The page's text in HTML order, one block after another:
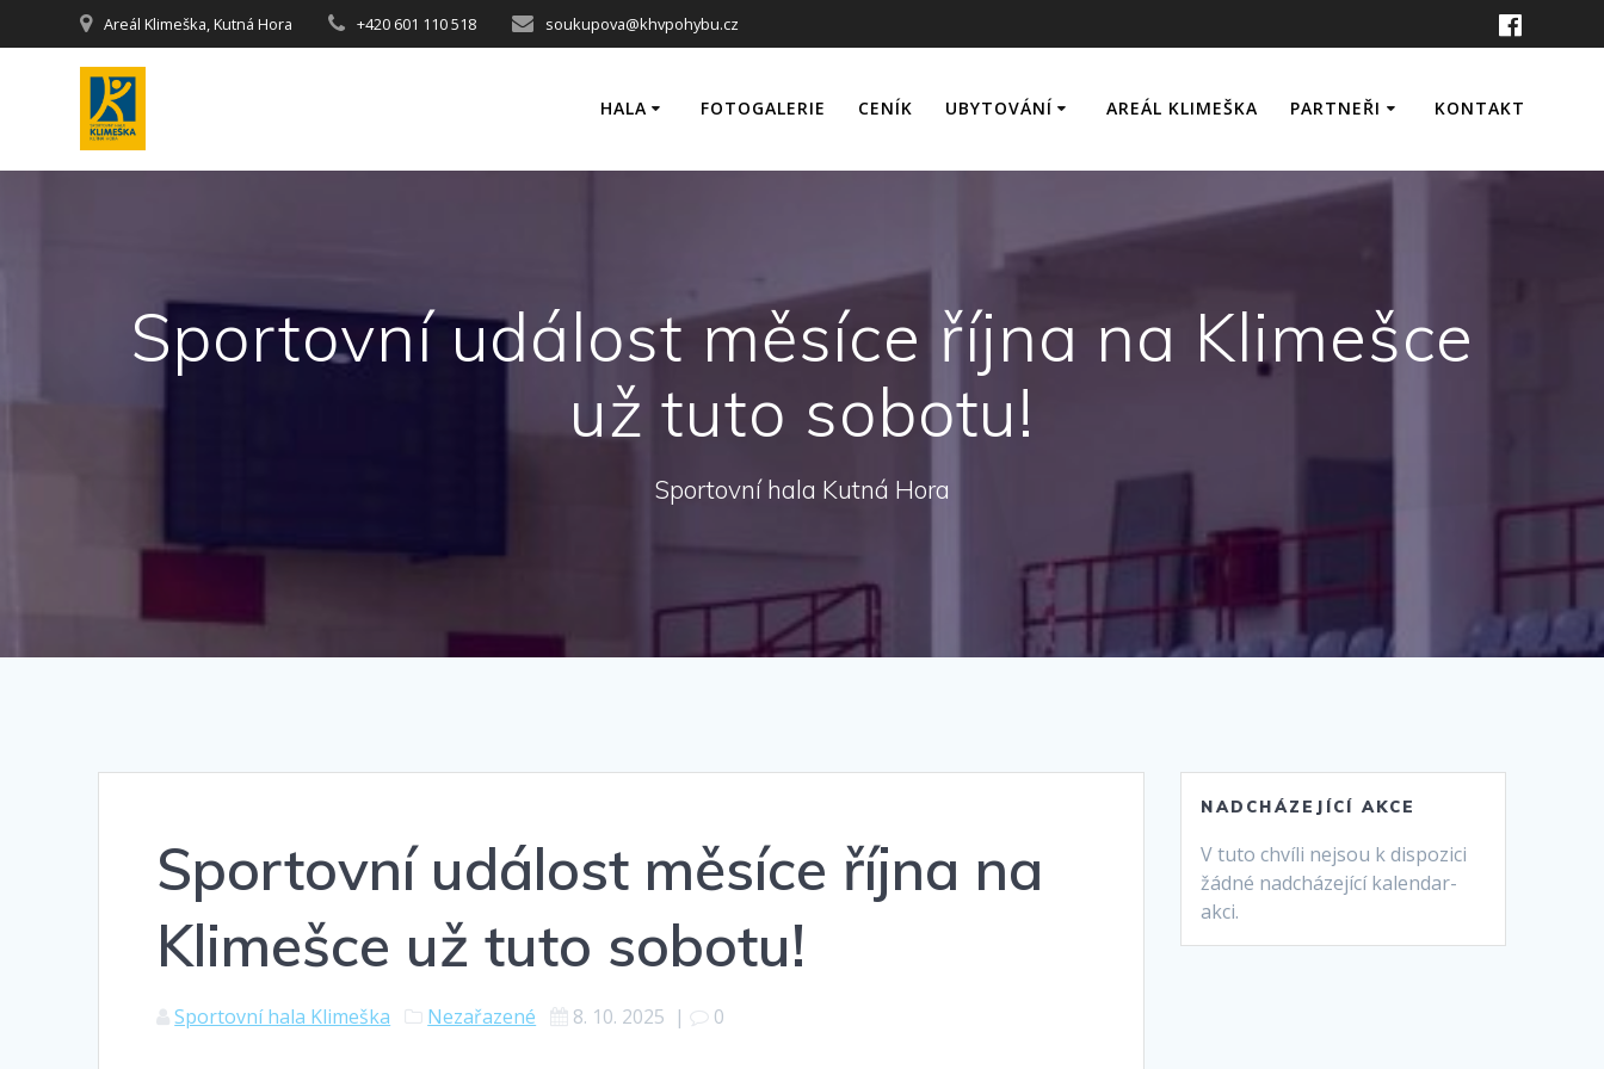
Areál Klimeška, Kutná Hora +420 601 110 518 soukupova@khvpohybu.cz
HALA
Squash
Ke stažení
FOTOGALERIE CENÍK UBYTOVÁNÍ
Ceník a rezervace
AREÁL KLIMEŠKA PARTNEŘI KONTAKT
Sportovní událost měsíce října na Klimešce
už tuto sobotu!
Sportovní hala Kutná Hora
Sportovní událost měsíce října na
Klimešce už tuto sobotu!
Sportovní hala Klimeška Nezařazené 8. 10. 2025 | 0
NADCHÁZEJÍCÍ AKCE
V tuto chvíli nejsou k dispozici
žádné nadcházející kalendar-
akci.